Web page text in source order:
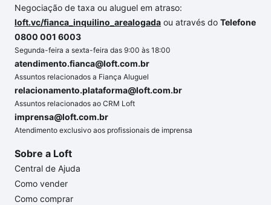
Negociação de taxa ou aluguel em atraso:
loft.vc/fianca_inquilino_arealogada ou através do Telefone
0800 001 6003
Segunda-feira a sexta-feira das 9:00 às 18:00
atendimento.fianca@loft.com.br
Assuntos relacionados a Fiança Aluguel
relacionamento.plataforma@loft.com.br
Assuntos relacionados ao CRM Loft
imprensa@loft.com.br
Atendimento exclusivo aos profissionais de imprensa
Sobre a Loft
Central de Ajuda
Como vender
Como comprar